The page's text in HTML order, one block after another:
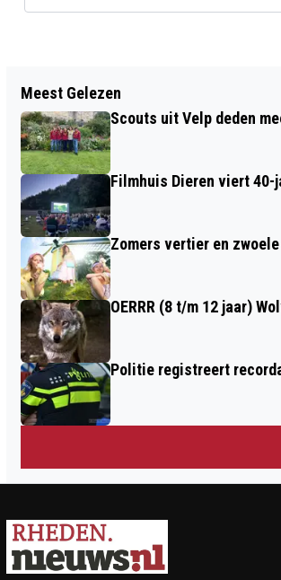
STICHTING
DOET MEE AAN DE RABO
ACTIE
Meest Gelezen
Scouts uit Velp deden
Filmhuis Dieren viert
Zomers vertier en
OERRR (8 t/m 12 jaar)
Politie registreert